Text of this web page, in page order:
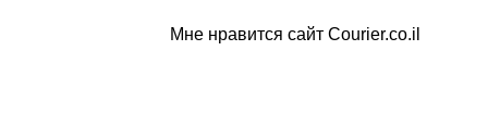
Мне нравится сайт Courier.co.il